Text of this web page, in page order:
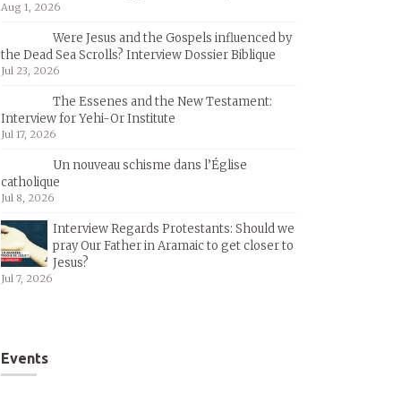
Aug 1, 2026
Were Jesus and the Gospels influenced by
the Dead Sea Scrolls? Interview Dossier Biblique
Jul 23, 2026
The Essenes and the New Testament:
Interview for Yehi-Or Institute
Jul 17, 2026
Un nouveau schisme dans l’Église
catholique
Jul 8, 2026
Interview Regards Protestants: Should we
pray Our Father in Aramaic to get closer to
Jesus?
Jul 7, 2026
Events